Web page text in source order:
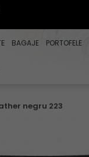
BAGAJE PORTOFELE
negru 223